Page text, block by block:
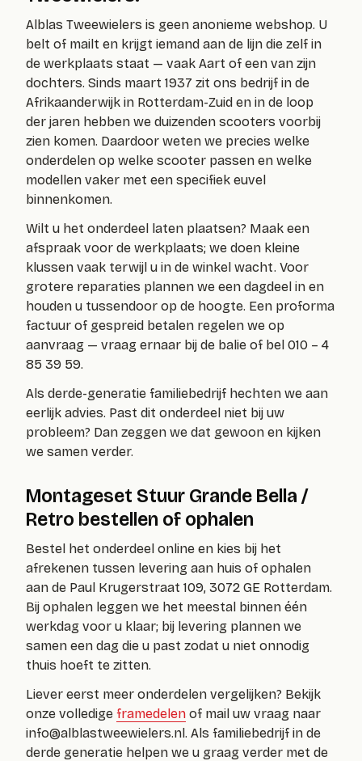
Alblas Tweewielers is geen anonieme webshop. U
belt of mailt en krijgt iemand aan de lijn die zelf in
de werkplaats staat — vaak Aart of een van zijn
dochters. Sinds maart 1937 zit ons bedrijf in de
Afrikaanderwijk in Rotterdam-Zuid en in de loop
der jaren hebben we duizenden scooters voorbij
zien komen. Daardoor weten we precies welke
onderdelen op welke scooter passen en welke
modellen vaker met een specifiek euvel
binnenkomen.
Wilt u het onderdeel laten plaatsen? Maak een
afspraak voor de werkplaats; we doen kleine
klussen vaak terwijl u in de winkel wacht. Voor
grotere reparaties plannen we een dagdeel in en
houden u tussendoor op de hoogte. Een proforma
factuur of gespreid betalen regelen we op
aanvraag — vraag ernaar bij de balie of bel 010 – 4
85 39 59.
Als derde-generatie familiebedrijf hechten we aan
eerlijk advies. Past dit onderdeel niet bij uw
probleem? Dan zeggen we dat gewoon en kijken
we samen verder.
Montageset Stuur Grande Bella /
Retro bestellen of ophalen
Bestel het onderdeel online en kies bij het
afrekenen tussen levering aan huis of ophalen
aan de Paul Krugerstraat 109, 3072 GE Rotterdam.
Bij ophalen leggen we het meestal binnen één
werkdag voor u klaar; bij levering plannen we
samen een dag die u past zodat u niet onnodig
thuis hoeft te zitten.
Liever eerst meer onderdelen vergelijken? Bekijk
onze volledige framedelen of mail uw vraag naar
info@alblastweewielers.nl. Als familiebedrijf in de
derde generatie helpen we u graag verder met de